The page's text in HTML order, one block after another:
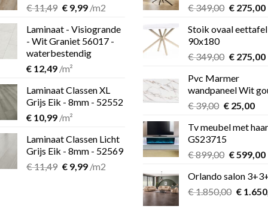
€11,49 Oorspronkelijke
was:
€ 11,49.
€9,99Huidige
is:
€ 9,99.
/m2
Laminaat - Visiogrande
- Wit Graniet 56017 -
waterbestendig
€ 12,49 /m²
Laminaat Classen XL
Grijs Eik - 8mm - 52552
€ 10,99 /m²
Laminaat Classen Licht
Grijs Eik - 8mm - 52569
€11,49 Oorspronkelijke
€9,99Huidige
/m2
€349,00
was:
€275,00
is:
Stoik ovaal eettafel
90x180
€349,00
was:
€ 349,00.
€275,00
Pvc Marmer
wandpaneel Wit
€39,00
was:
€ 39,00.
€25,00
is:
Tv meubel met
GS23715
€899,00
was:
€ 899,00.
€599,00
Orlando salon
€1.850,00 €